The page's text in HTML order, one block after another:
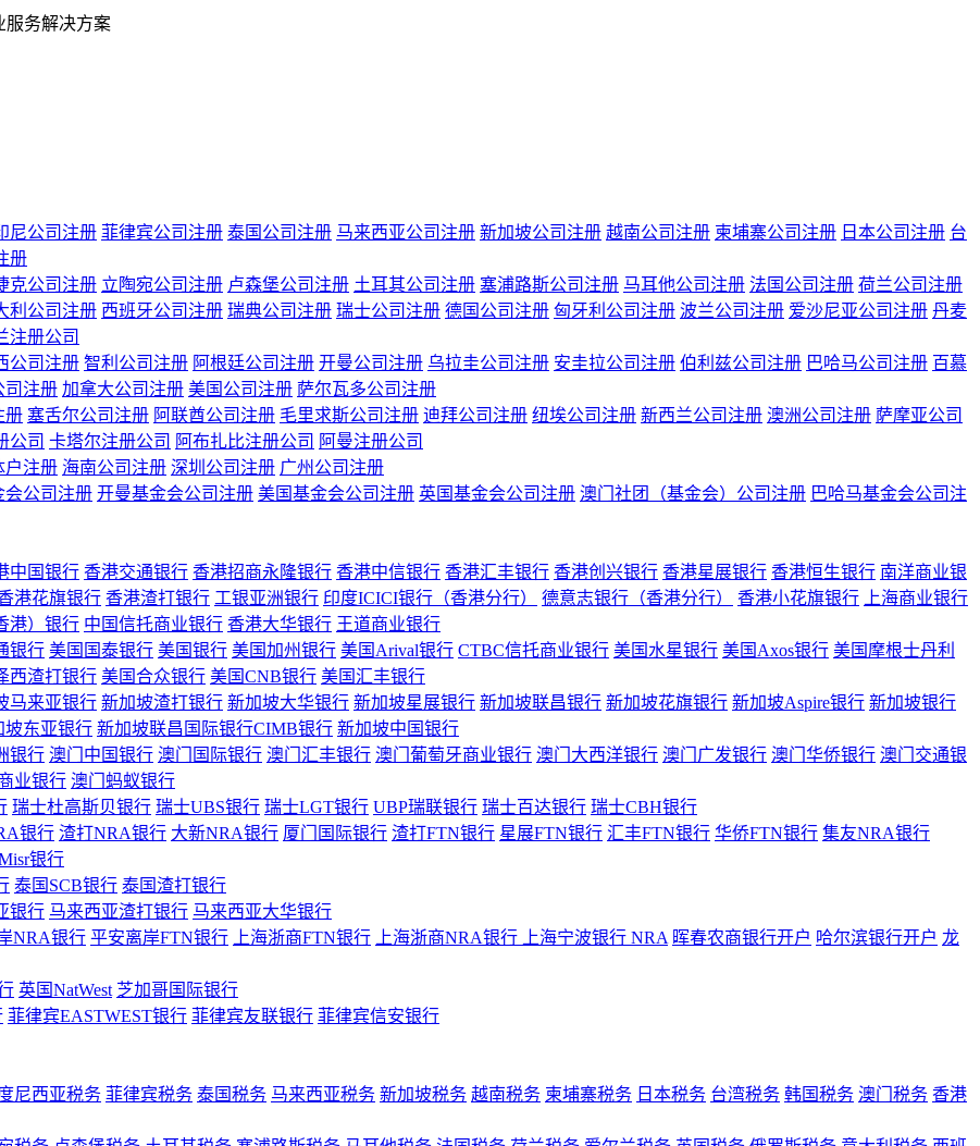
服务解决方案
尼公司注册 菲律宾公司注册 泰国公司注册 马来西亚公司注册 新加坡公司注册 越南公司注册 柬埔寨公司注册 日本公司注册 台
册
克公司注册 立陶宛公司注册 卢森堡公司注册 土耳其公司注册 塞浦路斯公司注册 马耳他公司注册 法国公司注册 荷兰公司注册
利公司注册 西班牙公司注册 瑞典公司注册 瑞士公司注册 德国公司注册 匈牙利公司注册 波兰公司注册 爱沙尼亚公司注册 丹麦
注册公司
公司注册 智利公司注册 阿根廷公司注册 开曼公司注册 乌拉圭公司注册 安圭拉公司注册 伯利兹公司注册 巴哈马公司注册 百慕
司注册 加拿大公司注册 美国公司注册 萨尔瓦多公司注册
册 塞舌尔公司注册 阿联酋公司注册 毛里求斯公司注册 迪拜公司注册 纽埃公司注册 新西兰公司注册 澳洲公司注册 萨摩亚公司
公司 卡塔尔注册公司 阿布扎比注册公司 阿曼注册公司
户注册 海南公司注册 深圳公司注册 广州公司注册
会公司注册 开曼基金会公司注册 美国基金会公司注册 英国基金会公司注册 澳门社团（基金会）公司注册 巴哈马基金会公司注
中国银行 香港交通银行 香港招商永隆银行 香港中信银行 香港汇丰银行 香港创兴银行 香港星展银行 香港恒生银行 南洋商业银
港花旗银行 香港渣打银行 工银亚洲银行 印度ICICI银行（香港分行） 德意志银行（香港分行） 香港小花旗银行
上海商业银行
港）银行 中国信托商业银行 香港大华银行 王道商业银行
银行 美国国泰银行 美国银行 美国加州银行 美国Arival银行 CTBC信托商业银行 美国水星银行 美国Axos银行 美国摩根士丹利
西渣打银行 美国合众银行 美国CNB银行 美国汇丰银行
马来亚银行 新加坡渣打银行 新加坡大华银行 新加坡星展银行 新加坡联昌银行 新加坡花旗银行 新加坡Aspire银行 新加坡银行
坡东亚银行 新加坡联昌国际银行CIMB银行 新加坡中国银行
银行 澳门中国银行 澳门国际银行 澳门汇丰银行 澳门葡萄牙商业银行 澳门大西洋银行 澳门广发银行 澳门华侨银行 澳门交通银
业银行 澳门蚂蚁银行
瑞士杜高斯贝银行 瑞士UBS银行 瑞士LGT银行 UBP瑞联银行 瑞士百达银行 瑞士CBH银行
银行 渣打NRA银行 大新NRA银行 厦门国际银行 渣打FTN银行 星展FTN银行 汇丰FTN银行 华侨FTN银行 集友NRA银行
银行
泰国SCB银行 泰国渣打银行
银行 马来西亚渣打银行 马来西亚大华银行
NRA银行 平安离岸FTN银行 上海浙商FTN银行 上海浙商NRA银行 上海宁波银行 NRA 晖春农商银行开户 哈尔滨银行开户 龙
英国NatWest 芝加哥国际银行
菲律宾EASTWEST银行 菲律宾友联银行 菲律宾信安银行
尼西亚税务 菲律宾税务 泰国税务 马来西亚税务 新加坡税务 越南税务 柬埔寨税务 日本税务 台湾税务 韩国税务 澳门税务 香港